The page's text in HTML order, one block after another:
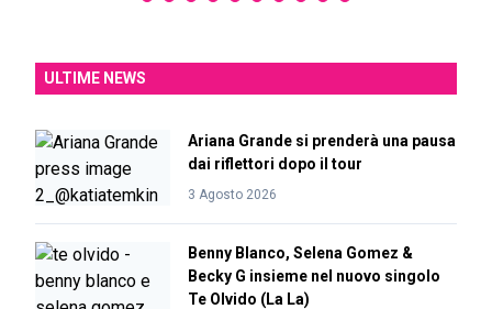
ULTIME NEWS
Ariana Grande si prenderà una pausa
dai riflettori dopo il tour
3 Agosto 2026
Benny Blanco, Selena Gomez &
Becky G insieme nel nuovo singolo
Te Olvido (La La)